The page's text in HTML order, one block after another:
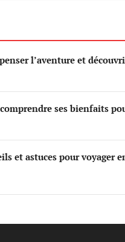
l’aventure et
ses bienfaits
et astuces pour voyager